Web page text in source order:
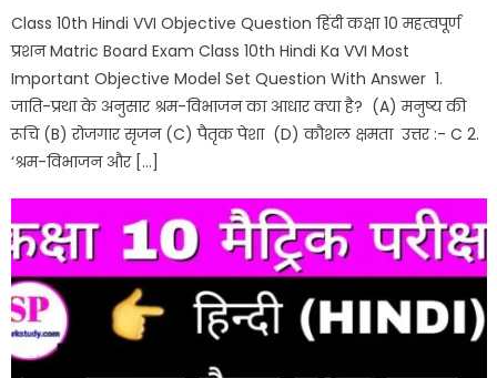
Class 10th Hindi VVI Objective Question हिंदी कक्षा 10 महत्वपूर्ण
प्रशन Matric Board Exam Class 10th Hindi Ka VVI Most
Important Objective Model Set Question With Answer 1.
जाति-प्रथा के अनुसार श्रम-विभाजन का आधार क्या है? (A) मनुष्य की
रूचि (B) रोजगार सृजन (C) पैतृक पेशा (D) कौशल क्षमता उत्तर :- C 2.
‘श्रम-विभाजन और […]